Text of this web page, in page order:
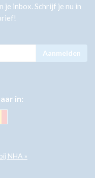
je inbox. Schrijf je nu in
Aanmelden
in:
NHA »